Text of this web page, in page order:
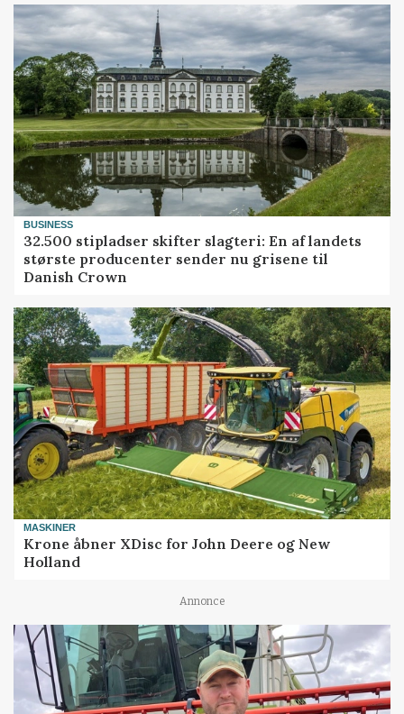
BUSINESS
32.500 stipladser skifter slagteri: En af landets
største producenter sender nu grisene til
Danish Crown
MASKINER
Krone åbner XDisc for John Deere og New
Holland
Annonce